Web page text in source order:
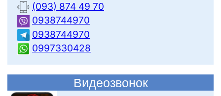
(093) 874 49 70
0938744970
0938744970
0997330428
Видеозвонок